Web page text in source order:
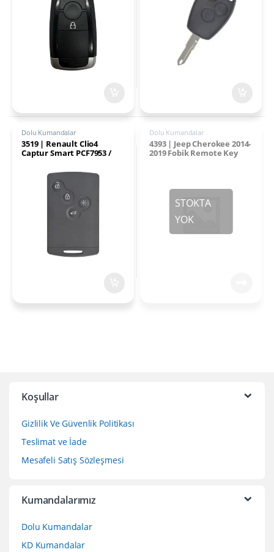
Dolu Kumandalar
3519 | Renault Clio4
Captur Smart PCF7953 /
Kumanda 4 Buton 433Mhz
Dolu Kumandalar
4393 | Jeep Cherokee 2014-
2019 Fobik Remote Key
Koşullar
Gizlilik Ve Güvenlik Politikası
Teslimat ve İade
Mesafeli Satış Sözleşmesi
Kumandalarımız
Dolu Kumandalar
KD Kumandalar